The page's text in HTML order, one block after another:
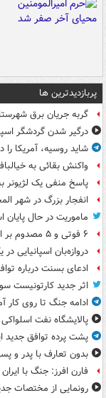
پربازدیدترین ها
گربه جریان برق
درگیر شدن گردشگر
شاید روسیه، آمریکا را
واکنش بقائی به
پاسخ منفی یک لژیونر
انفجار بزرگ در شهر
ماموریت در حال پایان
۶ فوتی و ۵ مصدوم بر اثر تصادف زنجیره‌ای
دروازه‌بان اسپانیایی
ادعای بسنت درباره
اثر جدید کارتونیست
ادامه جنگ تا روی کار
پالایشگاه نفت
پشت پرده توافق جدید
بدون تعارف با پدر و
فارن افرز: جنگ با
رونمایی از مختصات